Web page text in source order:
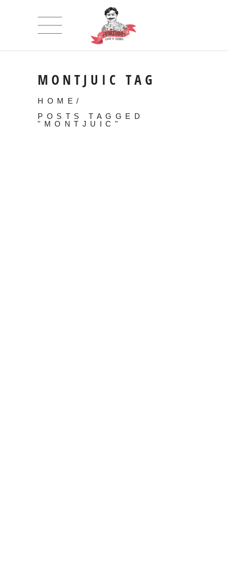
MONTJUIC TAG
HOME /
POSTS TAGGED
"MONTJUIC"